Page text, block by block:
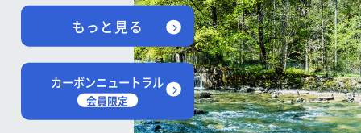
もっと見る
カーボンニュートラル
会員限定